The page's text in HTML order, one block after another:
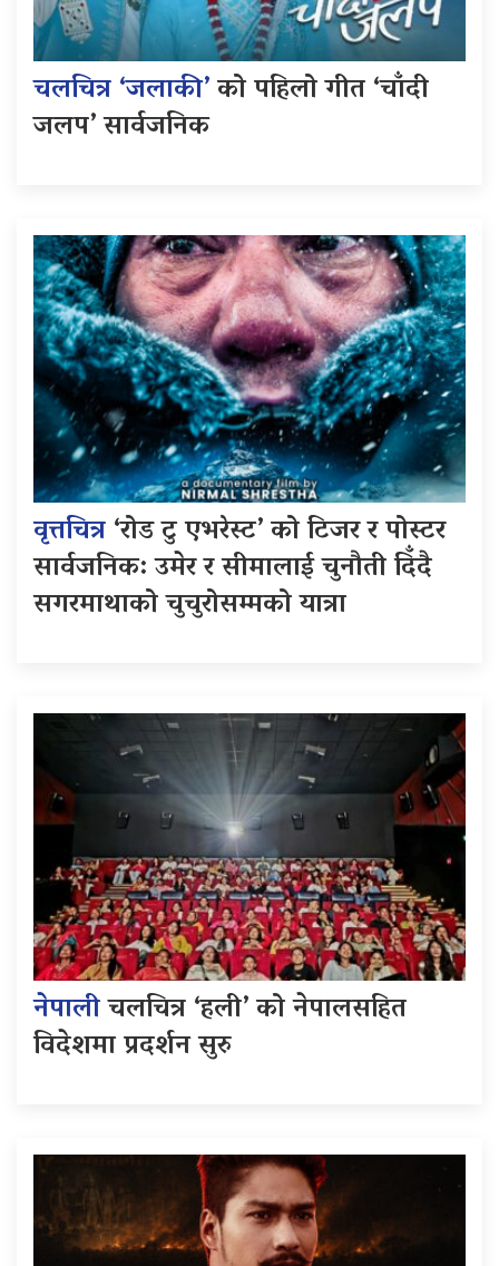
चलचित्र ‘जलाकी’को पहिलो गीत ‘चाँदी
जलप’ सार्वजनिक
वृत्तचित्र‘रोड टु एभरेस्ट’ को टिजर र पोस्टर
सार्वजनिक: उमेर र सीमालाई चुनौती दिँदै
सगरमाथाको चुचुरोसम्मको यात्रा
नेपालीचलचित्र ‘हली’ को नेपालसहित
विदेशमा प्रदर्शन सुरु